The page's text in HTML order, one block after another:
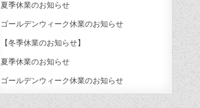
夏季休業のお知らせ
ゴールデンウィーク休業のお知らせ
【冬季休業のお知らせ】
夏季休業のお知らせ
ゴールデンウィーク休業のお知らせ